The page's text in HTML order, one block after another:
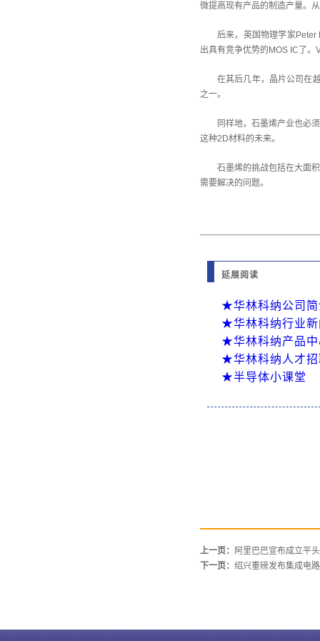
微提高现有产品的制造产量。
后来，英国物理学家
出具有竞争优势的MOS IC了
在其后几年，晶片公司在
之一。
同样地，石墨烯产业也必
这种2D材料的未来。
石墨烯的挑战包括在大面
需要解决的问题。
延展阅读
★华林科纳公司
★华林科纳行业
★华林科纳产品
★华林科纳人才
★半导体小课堂
上一页：
阿里巴巴宣布成立平
下一页： 绍兴重磅发布集成电